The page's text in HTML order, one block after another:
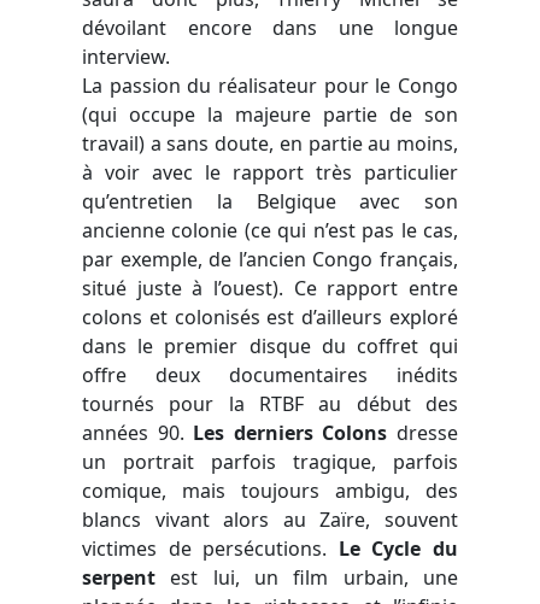
dévoilant encore dans une longue
interview.
La passion du réalisateur pour le Congo
(qui occupe la majeure partie de son
travail) a sans doute, en partie au moins,
à voir avec le rapport très particulier
qu’entretien la Belgique avec son
ancienne colonie (ce qui n’est pas le cas,
par exemple, de l’ancien Congo français,
situé juste à l’ouest). Ce rapport entre
colons et colonisés est d’ailleurs exploré
dans le premier disque du coffret qui
offre deux documentaires inédits
tournés pour la RTBF au début des
années 90. Les derniers Colons dresse
un portrait parfois tragique, parfois
comique, mais toujours ambigu, des
blancs vivant alors au Zaïre, souvent
victimes de persécutions. Le Cycle du
serpent est lui, un film urbain, une